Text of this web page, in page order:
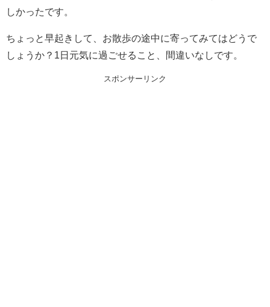
しかったです。
ちょっと早起きして、お散歩の途中に寄ってみてはどうで
しょうか？1日元気に過ごせること、間違いなしです。
スポンサーリンク